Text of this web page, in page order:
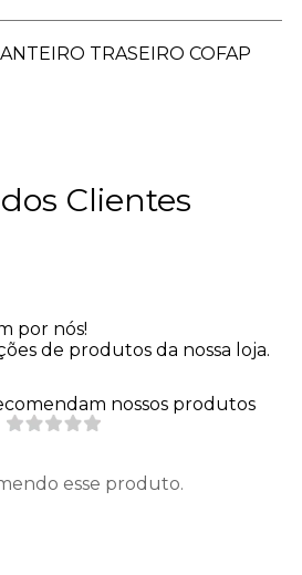
TRASEIRO COFAP
Clientes
por nós!
de produtos da nossa loja.
nossos produtos
esse produto.